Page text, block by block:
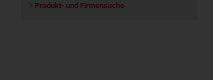
Produkt- und Firmensuche